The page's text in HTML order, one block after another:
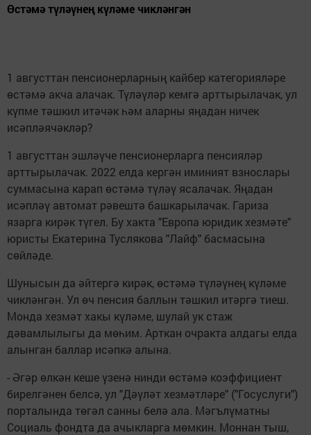
Өстәмә түләүнең күләме чикләнгән
1 августтан пенсионерларның кайбер категорияләре
өстәмә акча алачак. Түләүләр кемгә арттырылачак, ул
күпме тәшкил итәчәк һәм аларны яңадан ничек
исәпләячәкләр?
1 августтан эшләүче пенсионерларга пенсияләр
арттырылачак. 2022 елда кергән иминият взнослары
суммасына карап өстәмә түләү ясалачак. Яңадан
исәпләү автомат рәвештә башкарылачак. Гариза
язарга кирәк түгел. Бу хакта "Европа юридик хезмәте"
юристы Екатерина Туслякова "Лайф" басмасына
сөйләде.
Шунысын да әйтергә кирәк, өстәмә түләүнең күләме
чикләнгән. Ул өч пенсия баллын тәшкил итәргә тиеш.
Монда хезмәт хакы күләме, шулай ук стаж
дәвамлылыгы да мөһим. Арткан очракта алдагы елда
алынган баллар исәпкә алына.
- Әгәр өлкән кеше үзенә нинди өстәмә коэффициент
бирелгәнен белсә, ул "Дәүләт хезмәтләре" ("Госуслуги")
порталында төгәл санны белә ала. Мәгълүматны
Социаль фондта да ачыкларга мөмкин. Моннан тыш,